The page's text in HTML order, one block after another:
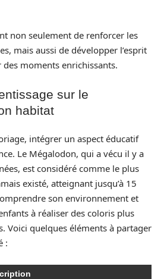
non seulement de renforcer les
mais aussi de développer l’esprit
moments enrichissants.
sur le
habitat
intégrer un aspect éducatif
Le Mégalodon, qui a vécu il y a
est considéré comme le plus
existé, atteignant jusqu’à 15
son environnement et
à réaliser des coloris plus
Voici quelques éléments à partager
: